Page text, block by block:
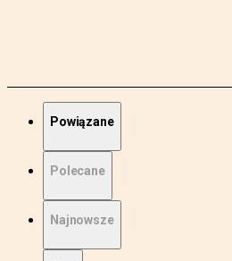
Powiązane
Polecane
Najnowsze